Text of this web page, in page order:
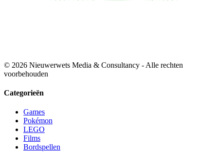
© 2026 Nieuwerwets Media & Consultancy - Alle rechten
voorbehouden
Categorieën
Games
Pokémon
LEGO
Films
Bordspellen